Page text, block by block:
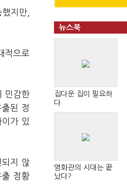
지만,
적으로
민감한
된 정
가 있
되지 않
출 정황
뉴스북
집다운 집이 필요하
다
영화관의 시대는 끝
났다?